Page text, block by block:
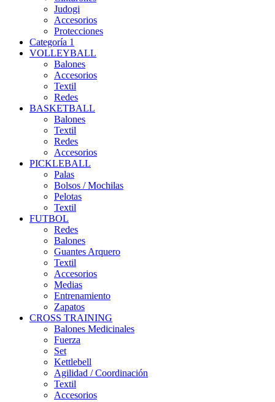
Judogi
Accesorios
Protecciones
Categoría 1
VOLLEYBALL
Balones
Accesorios
Textil
Redes
BASKETBALL
Balones
Textil
Redes
Accesorios
PICKLEBALL
Palas
Bolsos / Mochilas
Pelotas
Textil
FUTBOL
Redes
Balones
Guantes Arquero
Textil
Accesorios
Medias
Entrenamiento
Zapatos
CROSS TRAINING
Balones Medicinales
Fuerza
Set
Kettlebell
Agilidad / Coordinación
Textil
Accesorios